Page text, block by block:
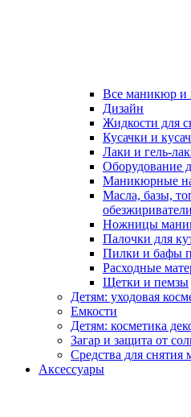
Все маникюр и
Дизайн
Жидкости для
Кусачки и
Лаки и гель-
Оборудование
Маникюрные
Масла, базы,
Ножницы
Палочки для
Пилки и бафы
Расходные
Щетки и пемзы
Детям: уходовая
Емкости
Детям: косметика
Загар и защита от
Средства для снятия
Аксессуары